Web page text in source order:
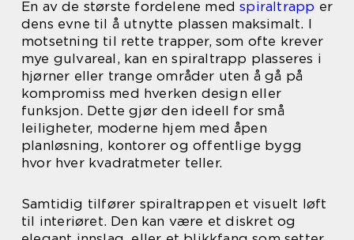
En av de største fordelene medspiraltrapp er
dens evne til å utnytte plassen maksimalt. I
motsetning til rette trapper, som ofte krever
mye gulvareal, kan en spiraltrapp plasseres i
hjørner eller trange områder uten å gå på
kompromiss med hverken design eller
funksjon. Dette gjør den ideell for små
leiligheter, moderne hjem med åpen
planløsning, kontorer og offentlige bygg
hvor hver kvadratmeter teller.
Samtidig tilfører spiraltrappen et visuelt løft
til interiøret. Den kan være et diskret og